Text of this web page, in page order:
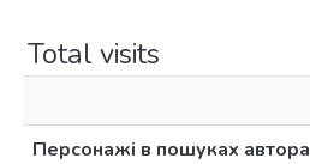
Total visits
Персонажі в пошуках автора